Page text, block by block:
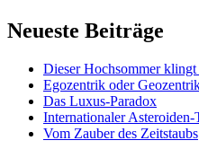
Neueste Beiträge
Dieser Hochsommer klingt
Egozentrik oder
Das Luxus-Paradox
Internationaler Asteroiden-
Vom Zauber des Zeitstaubs